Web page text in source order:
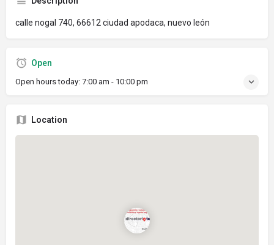
calle nogal 740, 66612 ciudad apodaca, nuevo león
Open
Open hours today: 7:00 am - 10:00 pm
Location